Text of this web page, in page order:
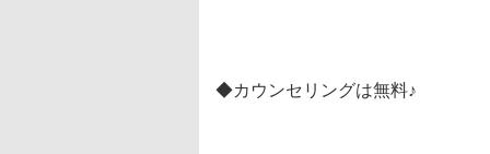
◆カウンセリングは無料♪